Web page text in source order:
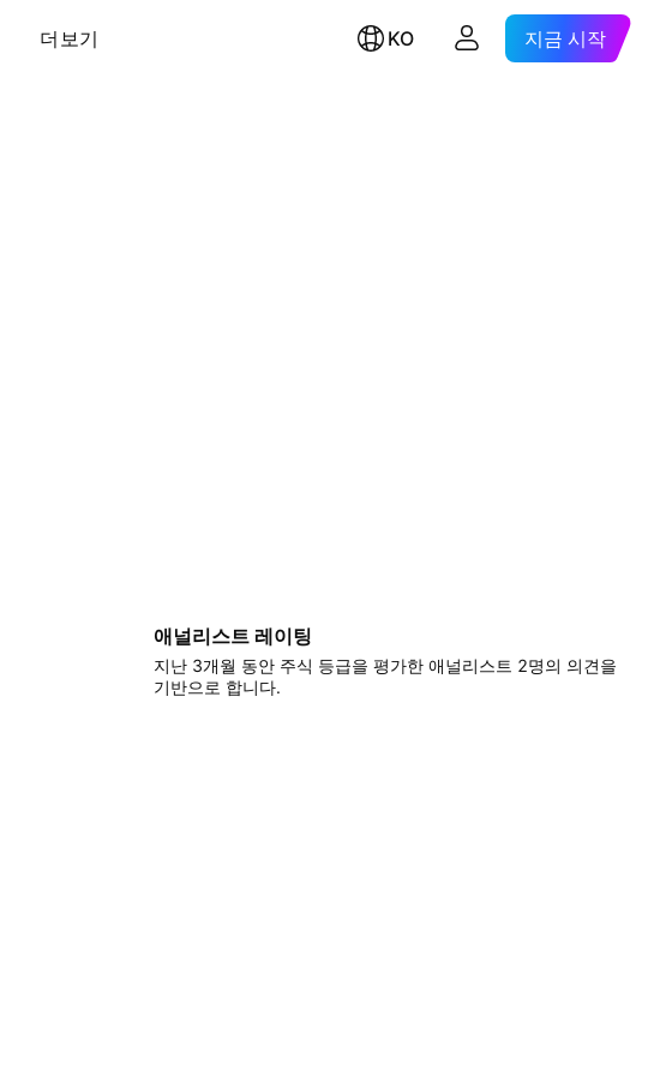
더보기 KO 지금 시작
애널리스트 레이팅
지난 3개월 동안 주식 등급을 평가한 애널리스트 2명의 의견을
기반으로 합니다.